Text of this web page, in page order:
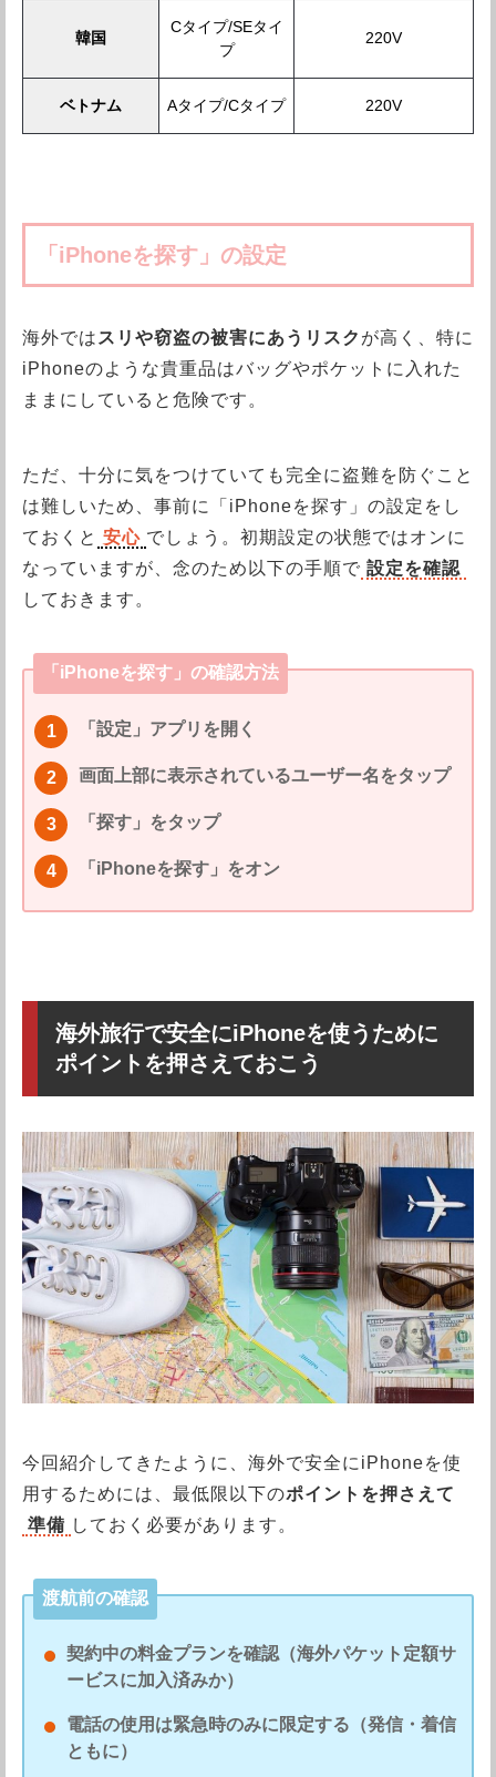
韓国
Cタイプ/SEタイ
プ
220V
ベトナム Aタイプ/Cタイプ 220V
「iPhoneを探す」の設定
海外では スリや窃盗の被害にあうリスク が高く、特に
iPhoneのような貴重品はバッグやポケットに入れた
ままにしていると危険です。
ただ、十分に気をつけていても完全に盗難を防ぐこと
は難しいため、事前に「iPhoneを探す」の設定をし
ておくと 安心 でしょう。初期設定の状態ではオンに
なっていますが、念のため以下の手順で 設定を確認
しておきます。
「iPhoneを探す」の確認方法
「設定」アプリを開く
画面上部に表示されているユーザー名をタップ
「探す」をタップ
「iPhoneを探す」をオン
海外旅行で安全にiPhoneを使うために
ポイントを押さえておこう
今回紹介してきたように、海外で安全にiPhoneを使
用するためには、最低限以下のポイントを押さえて
準備 しておく必要があります。
渡航前の確認
契約中の料金プランを確認（海外パケット定額サ
ービスに加入済みか）
電話の使用は緊急時のみに限定する（発信・着信
ともに）